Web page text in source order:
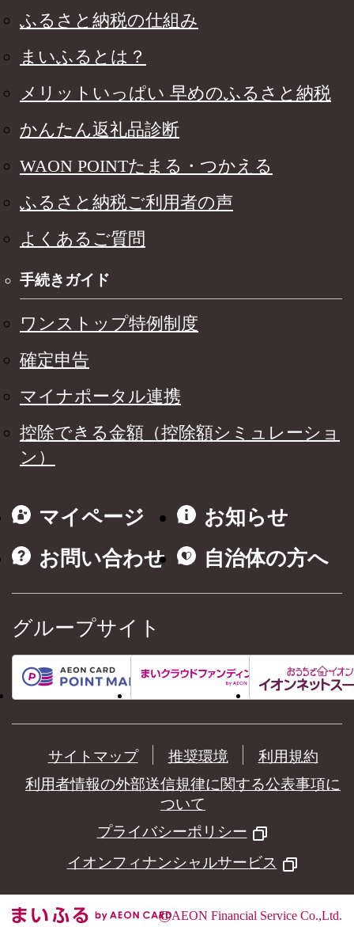
ふるさと納税の仕組み
まいふるとは？
メリットいっぱい 早めのふるさと納税
かんたん返礼品診断
WAON POINTたまる・つかえる
ふるさと納税ご利用者の声
よくあるご質問
手続きガイド
ワンストップ特例制度
確定申告
マイナポータル連携
控除できる金額（控除額シミュレーショ
ン）
マイページ
お知らせ
お問い合わせ
自治体の方へ
グループサイト
サイトマップ 推奨環境
利用規約
利用者情報の外部送信規律に関する公表事項に
ついて
プライバシーポリシー
イオンフィナンシャルサービス
©AEON Financial Service Co.,Ltd.